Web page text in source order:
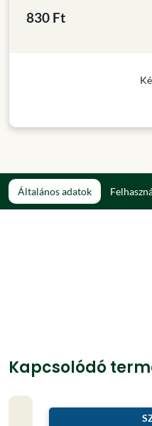
830 Ft
Általános adatok
Kapcsolódó